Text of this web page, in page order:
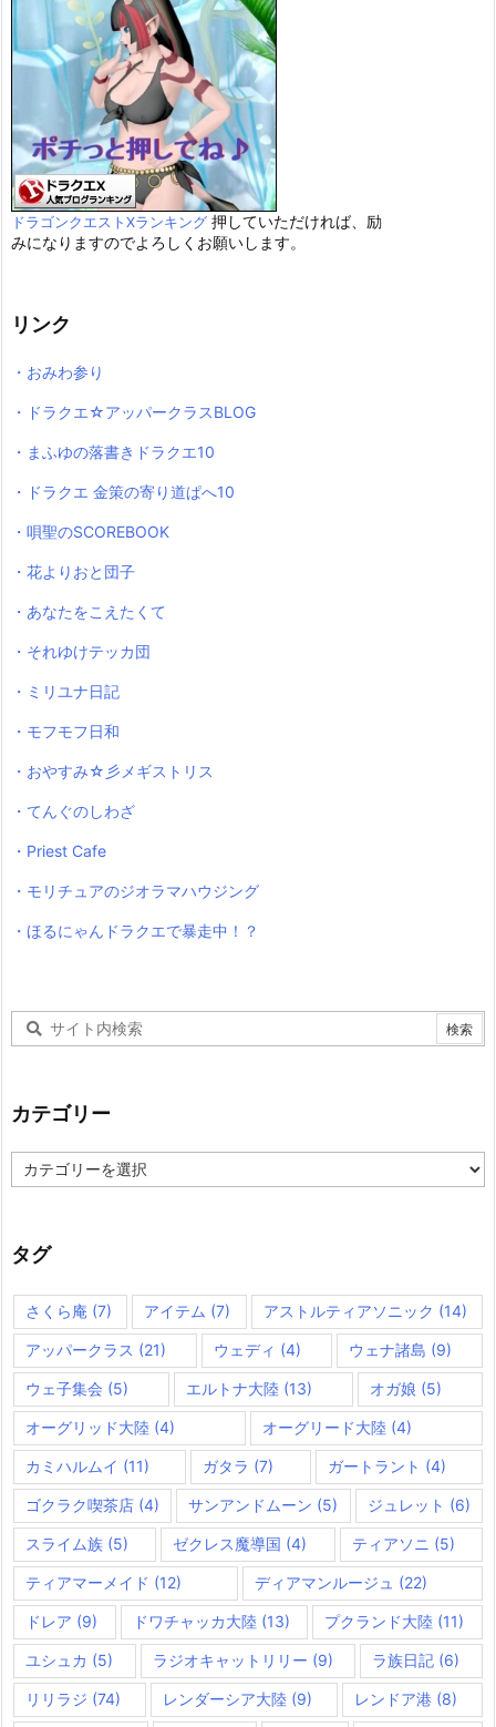
ドラゴンクエストXランキング 押していただければ、励
みになりますのでよろしくお願いします。
リンク
・おみわ参り
・ドラクエ☆アッパークラスBLOG
・まふゆの落書きドラクエ10
・ドラクエ 金策の寄り道ぱへ10
・唄聖のSCOREBOOK
・花よりおと団子
・あなたをこえたくて
・それゆけテッカ団
・ミリユナ日記
・モフモフ日和
・おやすみ☆彡メギストリス
・てんぐのしわざ
・Priest Cafe
・モリチュアのジオラマハウジング
・ほるにゃんドラクエで暴走中！？
カテゴリー
テ
ー
タグ
さくら庵 (7) アイテム (7) アストルティアソニック (14)
アッパークラス (21) ウェディ (4) ウェナ諸島 (9)
ウェ子集会 (5) エルトナ大陸 (13) オガ娘 (5)
オーグリッド大陸 (4) オーグリード大陸 (4)
カミハルムイ (11) ガタラ (7) ガートラント (4)
ゴクラク喫茶店 (4) サンアンドムーン (5) ジュレット (6)
スライム族 (5) ゼクレス魔導国 (4) ティアソニ (5)
ティアマーメイド (12) ディアマンルージュ (22)
ドレア (9) ドワチャッカ大陸(13) プクランド大陸 (11)
ユシュカ (5) ラジオキャットリリー (9) ラ族日記 (6)
リリラジ (74) レンダーシア大陸 (9) レンドア港 (8)